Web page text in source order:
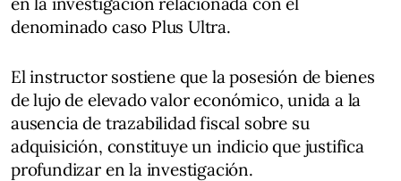
denominado caso Plus Ultra.
El instructor sostiene que la posesión de bienes
de lujo de elevado valor económico, unida a la
ausencia de trazabilidad fiscal sobre su
adquisición, constituye un indicio que justifica
profundizar en la investigación.